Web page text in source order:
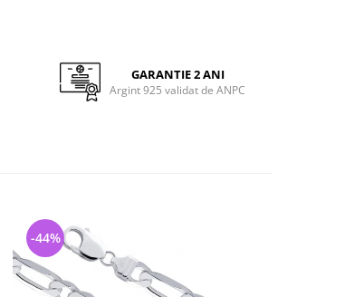
GARANTIE 2 ANI
Argint 925 validat de ANPC
-44%